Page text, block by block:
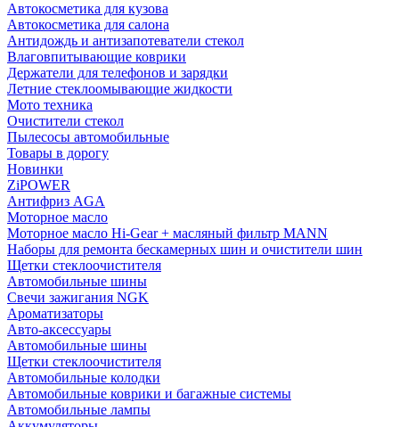
Автокосметика для кузова
Автокосметика для салона
Антидождь и антизапотеватели стекол
Влаговпитывающие коврики
Держатели для телефонов и зарядки
Летние стеклоомывающие жидкости
Мото техника
Очистители стекол
Пылесосы автомобильные
Товары в дорогу
Новинки
ZiPOWER
Антифриз AGA
Моторное масло
Моторное масло Hi-Gear + масляный фильтр MANN
Наборы для ремонта бескамерных шин и очистители шин
Щетки стеклоочистителя
Автомобильные шины
Свечи зажигания NGK
Ароматизаторы
Авто-аксессуары
Автомобильные шины
Щетки стеклоочистителя
Автомобильные колодки
Автомобильные коврики и багажные системы
Автомобильные лампы